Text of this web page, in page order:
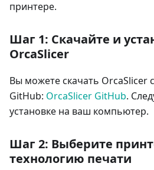
принтере.
Шаг 1: Скачайте и
OrcaSlicer
Вы можете скачать OrcaSlicer
GitHub: OrcaSlicer GitHub.
установке на ваш компьютер.
Шаг 2: Выберите
технологию печати